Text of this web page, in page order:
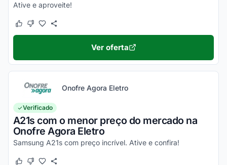
Ative e aproveite!
Este cupom funcionou
Este cupom não funcionou
Ver oferta
Onofre Agora Eletro
Verificado
A21s com o menor preço do mercado na
Onofre Agora Eletro
Samsung A21s com preço incrível. Ative e confira!